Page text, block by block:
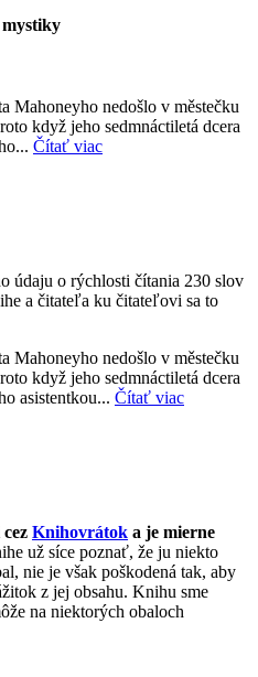
Mahoneyho nedošlo v městečku
když jeho sedmnáctiletá dcera
Čítať viac
údaju o rýchlosti čítania 230 slov
a čitateľa ku čitateľovi sa to
Mahoneyho nedošlo v městečku
když jeho sedmnáctiletá dcera
asistentkou... Čítať viac
Knihovrátok a je mierne
už síce poznať, že ju niekto
nie je však poškodená tak, aby
z jej obsahu. Knihu sme
na niektorých obaloch